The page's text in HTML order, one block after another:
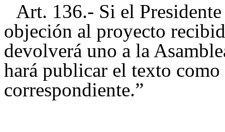
Art. 136.- Si el
objeción al proyecto
devolverá uno a la
hará publicar el texto
correspondiente.”